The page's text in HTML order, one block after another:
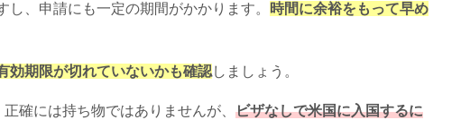
、申請にも一定の期間がかかります。
時間に余裕をもって早め
効期限が切れていないかも確認しましょう。
確には持ち物ではありませんが、 ビザなしで米国に入国するに